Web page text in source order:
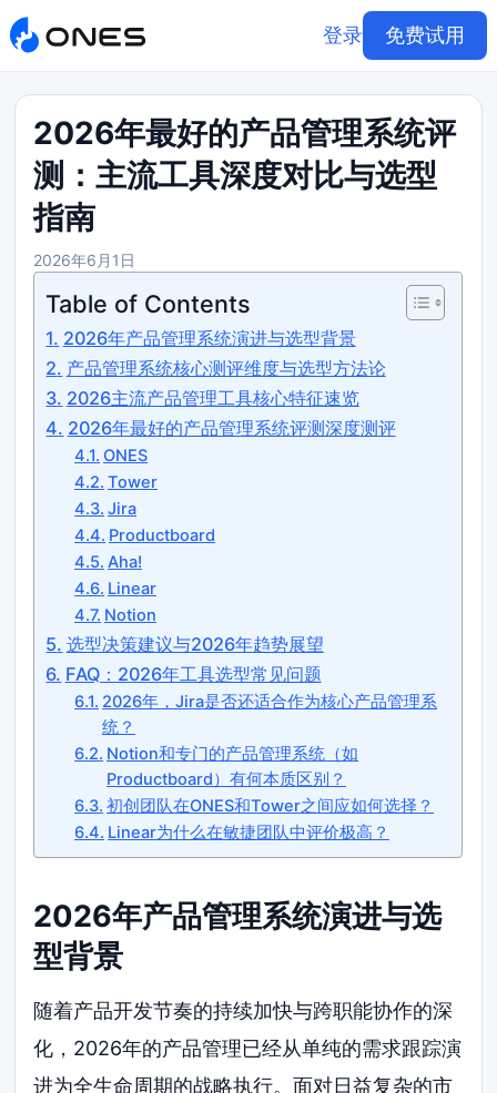
登录 免费试用
2026年最好的产品管理系统评
测：主流工具深度对比与选型
指南
2026年6月1日
Table of Contents
2026年产品管理系统演进与选型背景
产品管理系统核心测评维度与选型方法论
2026主流产品管理工具核心特征速览
2026年最好的产品管理系统评测深度测评
ONES
Tower
Jira
Productboard
Aha!
Linear
Notion
选型决策建议与2026年趋势展望
FAQ：2026年工具选型常见问题
2026年，Jira是否还适合作为核心产品管理系
统？
Notion和专门的产品管理系统（如
Productboard）有何本质区别？
初创团队在ONES和Tower之间应如何选择？
Linear为什么在敏捷团队中评价极高？
2026年产品管理系统演进与选
型背景
随着产品开发节奏的持续加快与跨职能协作的深
化，2026年的产品管理已经从单纯的需求跟踪演
进为全生命周期的战略执行。面对日益复杂的市